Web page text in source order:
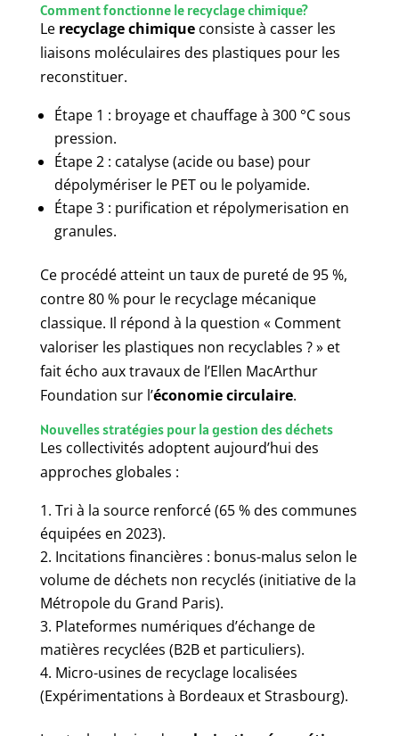
Comment fonctionne le recyclage chimique?
Le recyclage chimiqueconsiste à casser les
liaisons moléculaires des plastiques pour les
reconstituer.
Étape 1 : broyage et chauffage à 300 °C sous
pression.
Étape 2 : catalyse (acide ou base) pour
dépolymériser le PET ou le polyamide.
Étape 3 : purification et répolymerisation en
granules.
Ce procédé atteint un taux de pureté de 95 %,
contre 80 % pour le recyclage mécanique
classique. Il répond à la question « Comment
valoriser les plastiques non recyclables ? » et
fait écho aux travaux de l’Ellen MacArthur
Foundation sur l’économie circulaire.
Nouvelles stratégies pour la gestion des déchets
Les collectivités adoptent aujourd’hui des
approches globales :
Tri à la source renforcé (65 % des communes
équipées en 2023).
Incitations financières : bonus-malus selon le
volume de déchets non recyclés (initiative de la
Métropole du Grand Paris).
Plateformes numériques d’échange de
matières recyclées (B2B et particuliers).
Micro-usines de recyclage localisées
(Expérimentations à Bordeaux et Strasbourg).